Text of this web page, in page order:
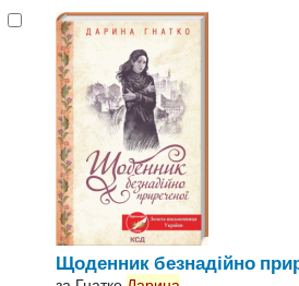
Щоденник безнадійно